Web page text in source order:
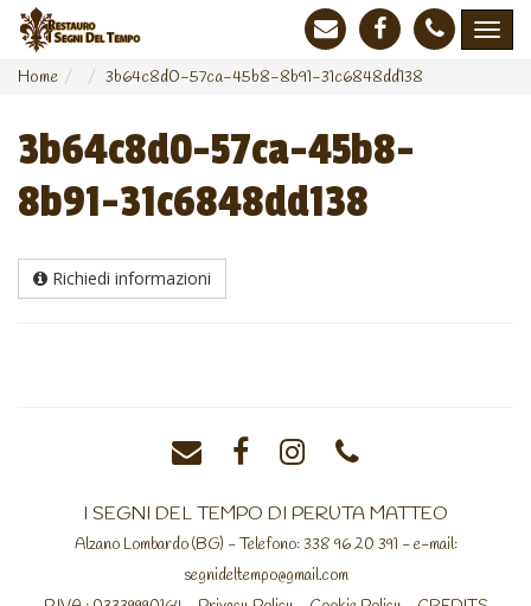
Home 3b64c8d0-57ca-45b8-8b91-31c6848dd138
3b64c8d0-57ca-45b8-
8b91-31c6848dd138
Richiedi informazioni
I SEGNI DEL TEMPO DI PERUTA MATTEO
Alzano Lombardo (BG) - Telefono: 338 96 20 391 - e-mail:
segnideltempo@gmail.com